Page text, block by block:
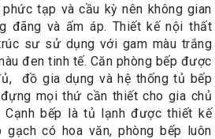
tạp và cầu kỳ nên không gian
đãng và ấm áp. Thiết kế nội thất
sư sử dụng với gam màu trắng
đen tinh tế. Căn phòng bếp được
đồ gia dụng và hệ thống tủ bếp
mọi thứ cần thiết cho gia chủ
Cạnh bếp là tủ lạnh được thiết kế
có hoa văn, phòng bếp luôn